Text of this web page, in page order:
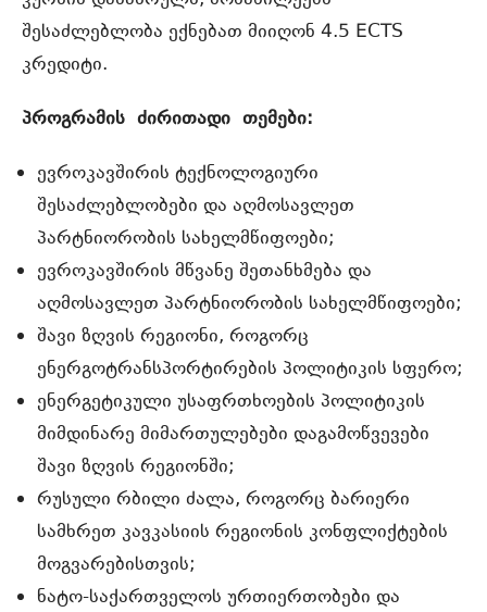
შესაძლებლობა ექნებათ მიიღონ 4.5 ECTS
კრედიტი.
პროგრამის ძირითადი თემები:
ევროკავშირის ტექნოლოგიური
შესაძლებლობები და აღმოსავლეთ
პარტნიორობის სახელმწიფოები;
ევროკავშირის მწვანე შეთანხმება და
აღმოსავლეთ პარტნიორობის სახელმწიფოები;
შავი ზღვის რეგიონი, როგორც
ენერგოტრანსპორტირების პოლიტიკის სფერო;
ენერგეტიკული უსაფრთხოების პოლიტიკის
მიმდინარე მიმართულებები დაგამოწვევები
შავი ზღვის რეგიონში;
რუსული რბილი ძალა, როგორც ბარიერი
სამხრეთ კავკასიის რეგიონის კონფლიქტების
მოგვარებისთვის;
ნატო-საქართველოს ურთიერთობები და